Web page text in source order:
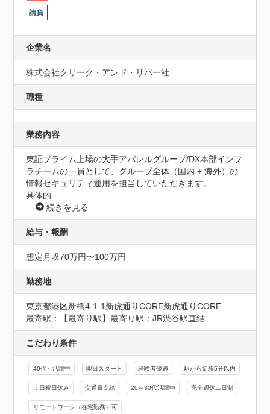
請負
企業名
株式会社クリーク・アンド・リバー社
職種
業務内容
東証プライム上場の大手アパレルグループ/DX本部インフ
ラチームの一員として、グループ全体（国内 + 海外）の
情報セキュリティ運用を担当していただきます。
具体的
...
続きを見る
給与・報酬
想定月収70万円〜100万円
勤務地
東京都港区新橋4-1-1新虎通りCORE新虎通りCORE
最寄駅：【最寄り駅】最寄り駅：JR渋谷駅直結
こだわり条件
40代～活躍中 即日スタート 経験者優遇 駅から徒歩5分以内
土日祝日休み 交通費支給 20～30代活躍中 完全週休二日制
リモートワーク（在宅勤務）可